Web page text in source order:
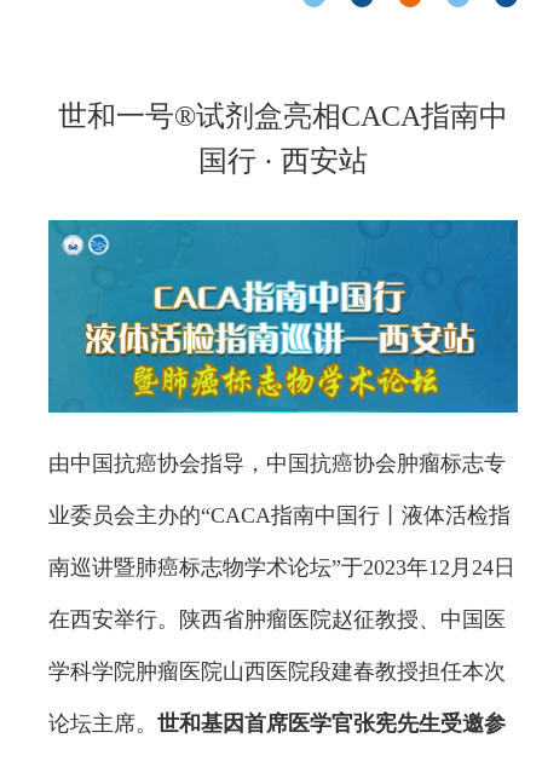
世和一号®试剂盒亮相CACA指南中
国行 · 西安站
由中国抗癌协会指导，中国抗癌协会肿瘤标志专
业委员会主办的“CACA指南中国行丨液体活检指
南巡讲暨肺癌标志物学术论坛”于2023年12月24日
在西安举行。陕西省肿瘤医院赵征教授、中国医
学科学院肿瘤医院山西医院段建春教授担任本次
论坛主席。 世和基因首席医学官张宪先生受邀参